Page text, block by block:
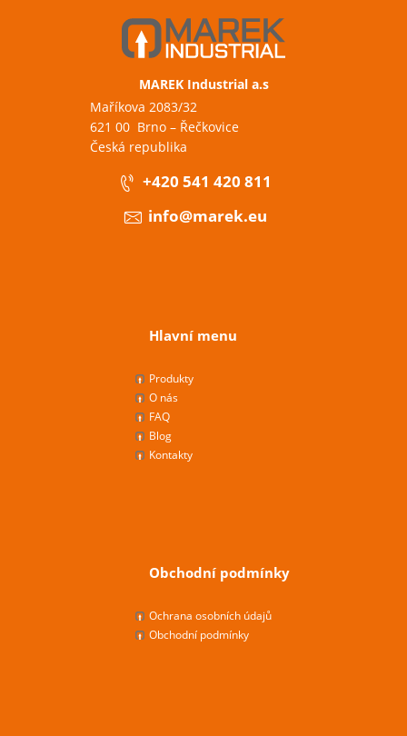
MAREK Industrial a.s
Maříkova 2083/32
621 00 Brno – Řečkovice
Česká republika
+420 541 420 811
info@marek.eu
Hlavní menu
Produkty
O nás
FAQ
Blog
Kontakty
Obchodní podmínky
Ochrana osobních údajů
Obchodní podmínky